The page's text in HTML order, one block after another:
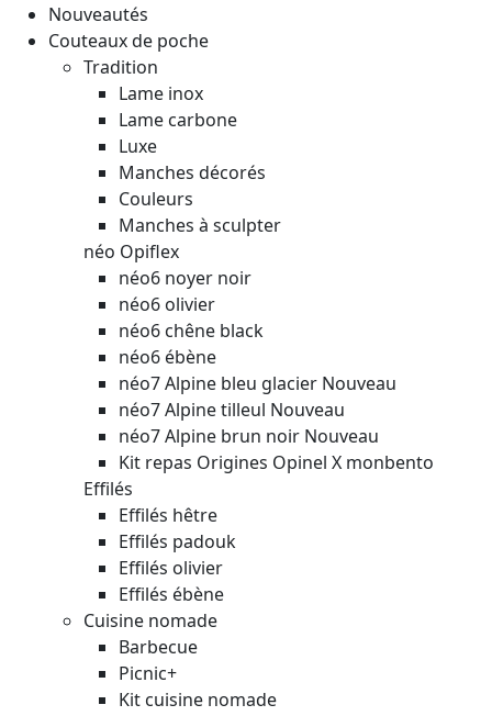
Nouveautés
Couteaux de poche
Tradition
Lame inox
Lame carbone
Luxe
Manches décorés
Couleurs
Manches à sculpter
néo Opiflex
néo6 noyer noir
néo6 olivier
néo6 chêne black
néo6 ébène
néo7 Alpine bleu glacier Nouveau
néo7 Alpine tilleul Nouveau
néo7 Alpine brun noir Nouveau
Kit repas Origines Opinel X monbento
Effilés
Effilés hêtre
Effilés padouk
Effilés olivier
Effilés ébène
Cuisine nomade
Barbecue
Picnic+
Kit cuisine nomade